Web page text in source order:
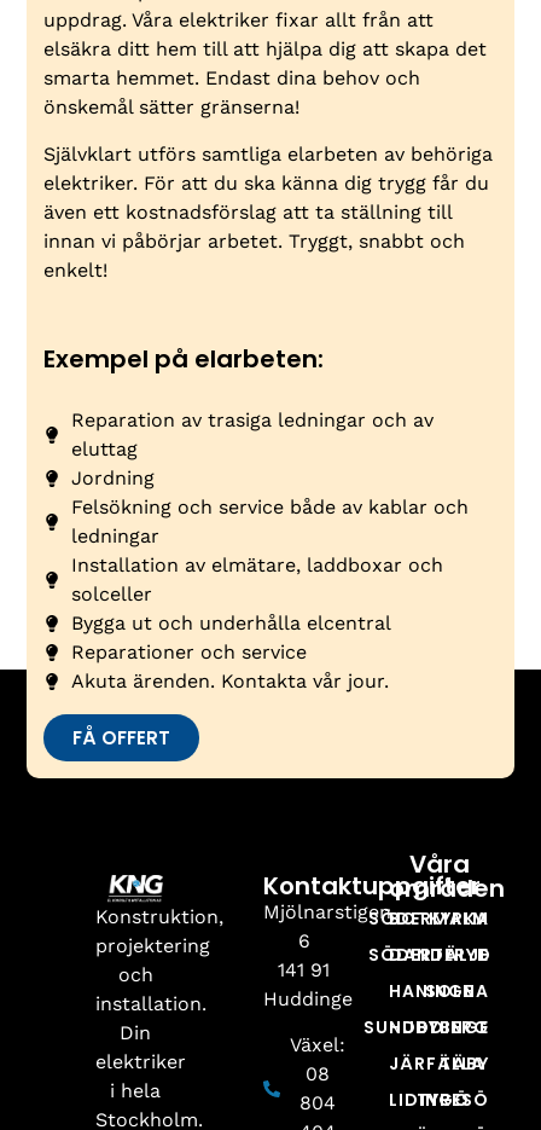
uppdrag. Våra elektriker fixar allt från att
elsäkra ditt hem till att hjälpa dig att skapa det
smarta hemmet. Endast dina behov och
önskemål sätter gränserna!
Självklart utförs samtliga elarbeten av behöriga
elektriker. För att du ska känna dig trygg får du
även ett kostnadsförslag att ta ställning till
innan vi påbörjar arbetet. Tryggt, snabbt och
enkelt!
Exempel på elarbeten:
Reparation av trasiga ledningar och av
eluttag
Jordning
Felsökning och service både av kablar och
ledningar
Installation av elmätare, laddboxar och
solceller
Bygga ut och underhålla elcentral
Reparationer och service
Akuta ärenden. Kontakta vår jour.
FÅ OFFERT
Konstruktion,
projektering
och
installation.
Din
elektriker
i hela
Stockholm.
Kontaktuppgifter
Mjölnarstigen
6
141 91
Huddinge
Växel:
08
804
Våra
områden
BOTKYRKA
DANDERYD
HANINGE
HUDDINGE
JÄRFÄLLA
LIDINGÖ
SÖDERMALM
SÖDERTÄLJE
SOLNA
SUNDBYBERG
TÄBY
TYRESÖ